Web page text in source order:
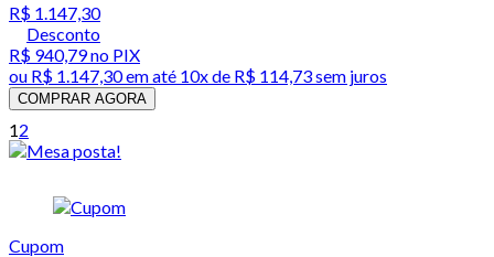
R$ 1.147,30
Desconto
R$ 940,79no PIX
ou R$ 1.147,30em até 10x de R$ 114,73 sem juros
COMPRAR AGORA
12
Cupom